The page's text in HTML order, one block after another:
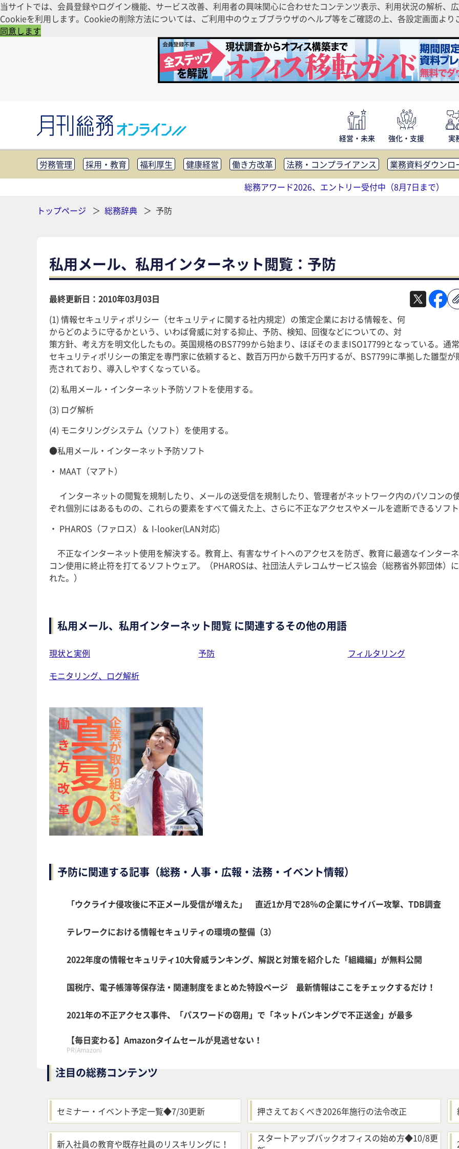
当サイトでは、会員登録やログイン機能、サービス改善、利用者の興味関心に合わせたコンテンツ表示、利用状況の解析、
Cookieを利用します。Cookieの削除方法については、ご利用中のウェブブラウザのヘルプ等をご確認の上、各設定画面よ
同意します
経営・未来 強化・支援 実
労務管理 採用・教育 福利厚生 健康経営 働き方改革 法務・コンプライアンス
業務資料ダウンロ
知財管理
リスクマネジメント・BCP 社外・社内広報 社外・社内コミュニケーション活性化
FM・オフ
助成金・補助金・コスト削減 アウトソーシング・BPO
調査・レ
総務アワード2026、エントリー受付中（8月7日まで）
トップページ
総務辞典 予防
私用メール、私用インターネット閲覧：予防
最終更新日：2010年03月03日
(1) 情報セキュリティポリシー（セキュリティに関する社内規定）の策定企業における情報を、何
からどのように守るかという、いわば脅威に対する抑止、予防、検知、回復などについての、対
策方針、考え方を明文化したもの。英国規格のBS7799から始まり、ほぼそのままISO17799となっている。通
セキュリティポリシーの策定を専門家に依頼すると、数百万円から数千万円するが、BS7799に準拠した雛型が
売されており、導入しやすくなっている。
(2) 私用メール・インターネット予防ソフトを使用する。
(3) ログ解析
(4) モニタリングシステム（ソフト）を使用する。
●私用メール・インターネット予防ソフト
・ MAAT（マアト）
インターネットの閲覧を規制したり、メールの送受信を規制したり、管理者がネットワーク内のパソコンの
ぞれ個別にはあるものの、これらの要素をすべて備えた上、さらに不正なアクセスやメールを遮断できるソフ
・ PHAROS（ファロス）＆ I-looker(LAN対応)
不正なインターネット使用を解決する。教育上、有害なサイトへのアクセスを防ぎ、教育に最適なインター
コン使用に終止符を打てるソフトウェア。（PHAROSは、社団法人テレコムサービス協会（総務省外郭団体）
れた。）
私用メール、私用インターネット閲覧 に関連するその他の用語
現状と実例 予防
フィルタリング
モニタリング、ログ解析
予防に関連する記事（総務・人事・広報・法務・イベント情報）
「ウクライナ侵攻後に不正メール受信が増えた」 直近1か月で28％の企業にサイバー攻撃、TDB調査
テレワークにおける情報セキュリティの環境の整備（3）
2022年度の情報セキュリティ10大脅威ランキング、解説と対策を紹介した「組織編」が無料公開
国税庁、電子帳簿等保存法・関連制度をまとめた特設ページ 最新情報はここをチェックするだけ！
2021年の不正アクセス事件、「パスワードの窃用」で「ネットバンキングで不正送金」が最多
【毎日変わる】Amazonタイムセールが見逃せない！
PR(Amazon)
注目の総務コンテンツ
セミナー・イベント予定一覧◆7/30更新 押さえておくべき2026年施行の法令改正
新入社員の教育や既存社員のリスキリングに！
スタートアップバックオフィスの始め方◆10/8更